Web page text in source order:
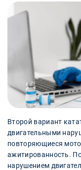
Второй вариант
двигательными
повторяющиеся
ажитированность.
нарушением